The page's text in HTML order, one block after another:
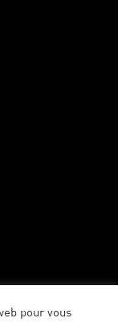
pour vous